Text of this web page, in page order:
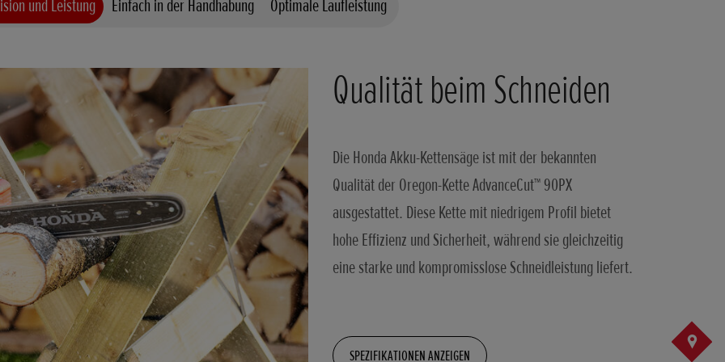
und Leistung Einfach in der Handhabung Optimale Laufleistung
Qualität beim Schneiden
Die Honda Akku-Kettensäge ist mit der bekannten
Qualität der Oregon-Kette AdvanceCut™ 90PX
ausgestattet. Diese Kette mit niedrigem Profil bietet
hohe Effizienz und Sicherheit, während sie gleichzeitig
eine starke und kompromisslose Schneidleistung liefert.
SPEZIFIKATIONEN ANZEIGEN